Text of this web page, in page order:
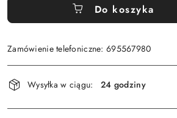
Do koszyka
Zamówienie telefoniczne: 695567980
Dostępność
i
dostawa
Wysyłka w ciągu: 24 godziny